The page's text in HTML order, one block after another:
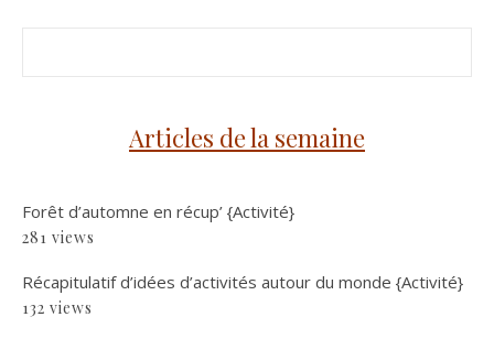
Articles de la semaine
Forêt d’automne en récup’ {Activité}
281 views
Récapitulatif d’idées d’activités autour du monde {Activité}
132 views